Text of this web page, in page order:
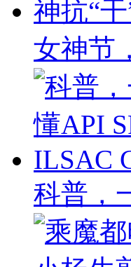
女神节
科普，